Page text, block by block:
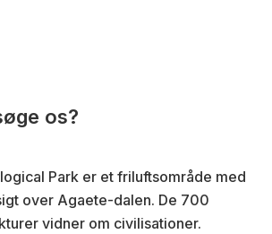
os?
Park er et friluftsområde med
over Agaete-dalen. De 700
vidner om civilisationer.